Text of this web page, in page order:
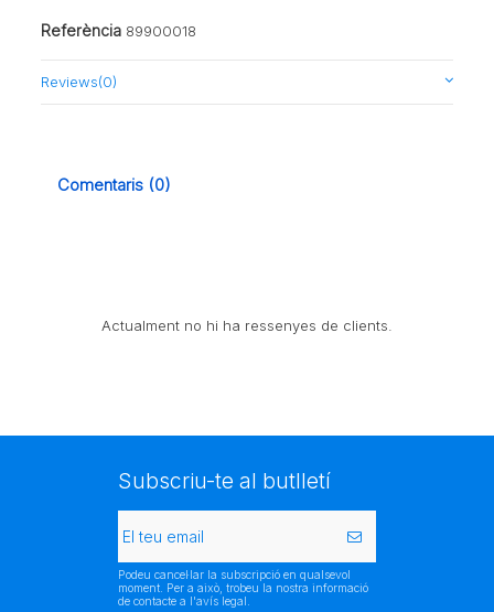
Referència 89900018
Reviews(0)
Comentaris (0)
Actualment no hi ha ressenyes de clients.
Subscriu-te al butlletí
Podeu cancel·lar la subscripció en qualsevol
moment. Per a això, trobeu la nostra informació
de contacte a l'avís legal.